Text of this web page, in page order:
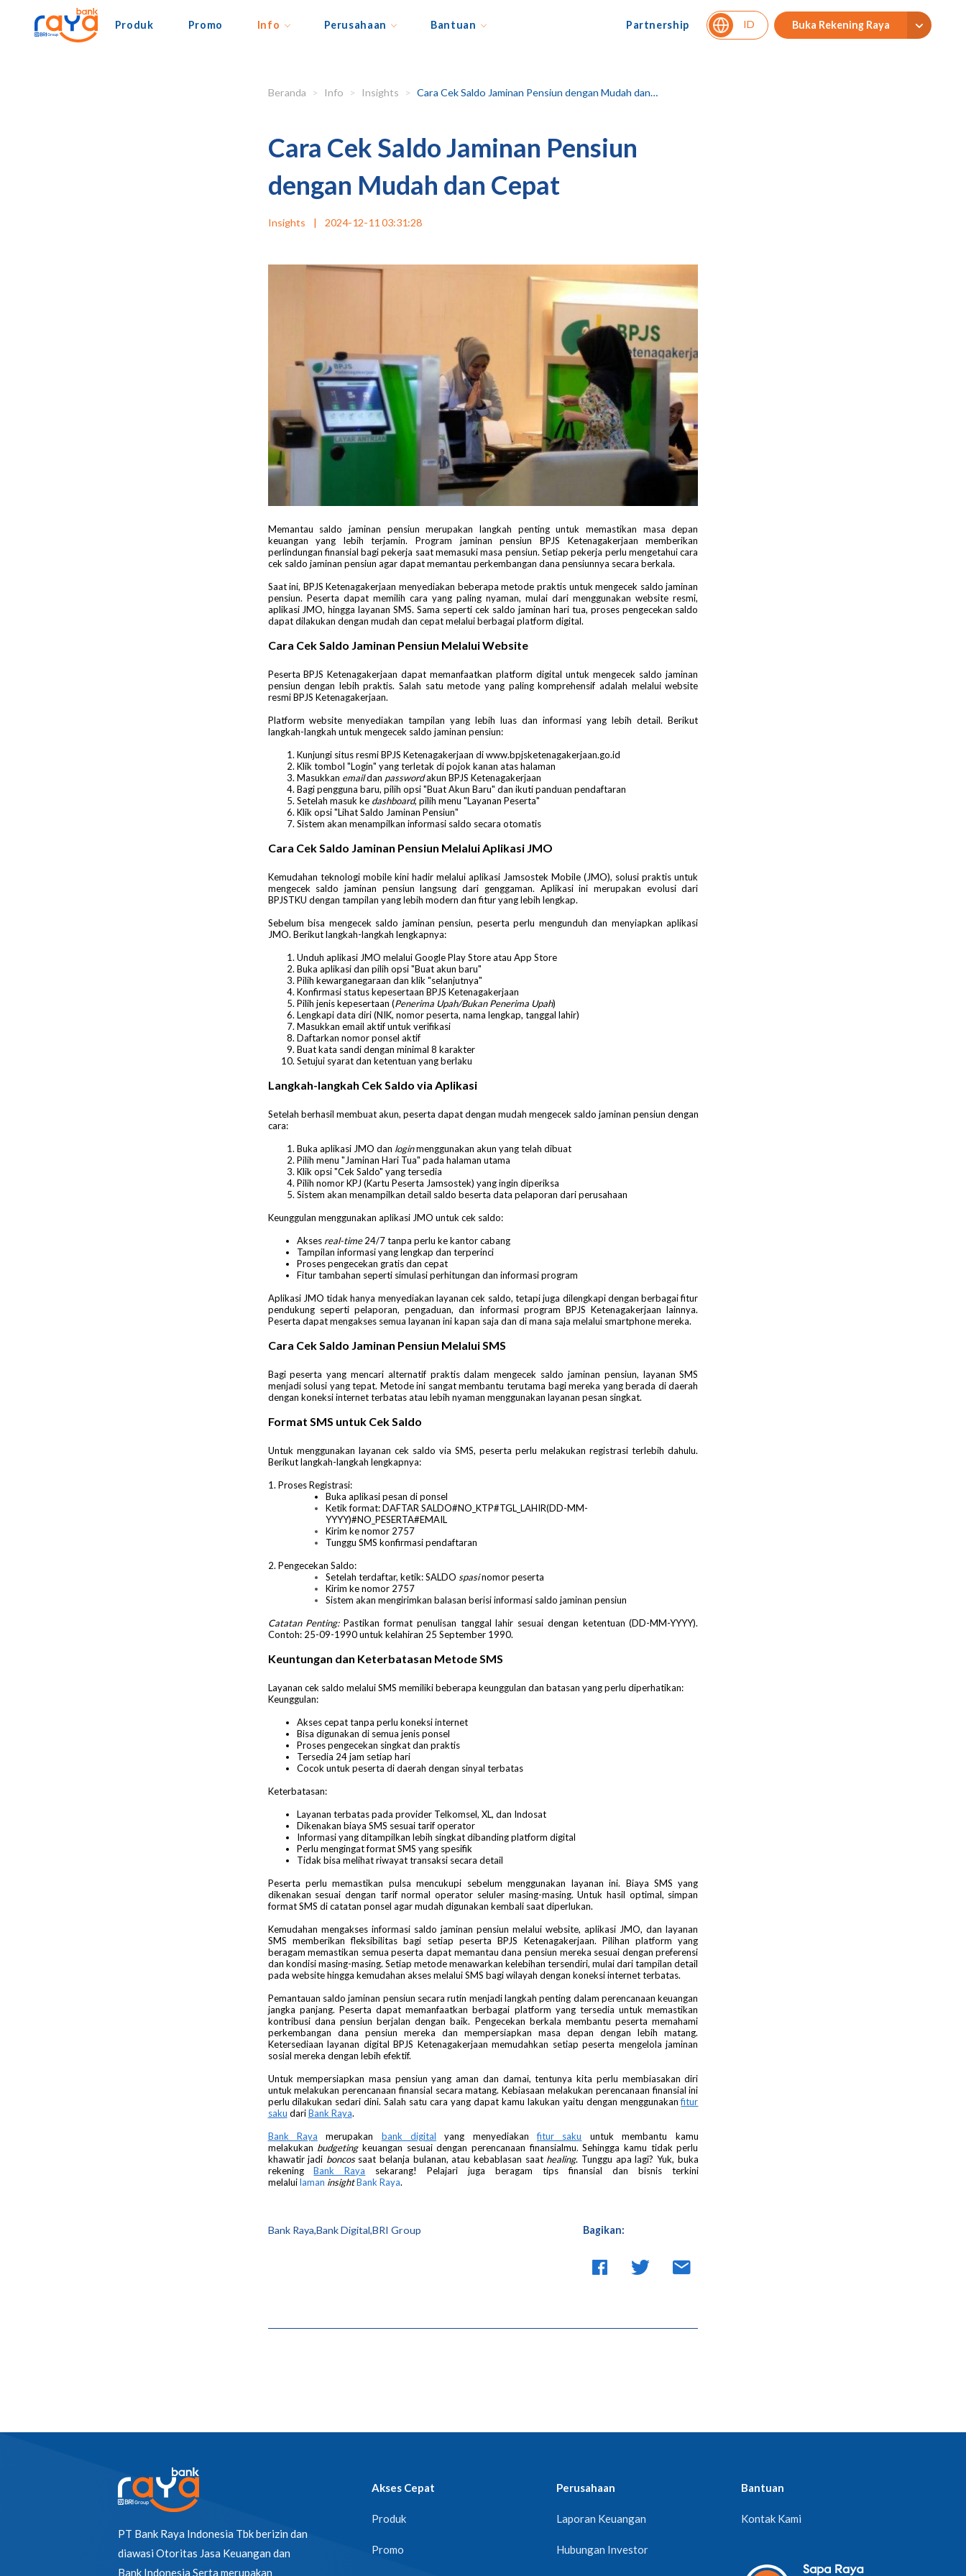
Produk Promo Info Perusahaan Bantuan Partnership ID Buka Rekening Raya
Beranda Info Insights Cara Cek Saldo Jaminan Pensiun dengan Mudah dan Cepat
Cara Cek Saldo Jaminan Pensiun
dengan Mudah dan Cepat
Insights | 2024-12-11 03:31:28
Memantau saldo jaminan pensiun merupakan langkah penting untuk memastikan masa depan
keuangan yang lebih terjamin. Program jaminan pensiun BPJS Ketenagakerjaan memberikan
perlindungan finansial bagi pekerja saat memasuki masa pensiun. Setiap pekerja perlu mengetahui cara
cek saldo jaminan pensiun agar dapat memantau perkembangan dana pensiunnya secara berkala.
Saat ini, BPJS Ketenagakerjaan menyediakan beberapa metode praktis untuk mengecek saldo jaminan
pensiun. Peserta dapat memilih cara yang paling nyaman, mulai dari menggunakan website resmi,
aplikasi JMO, hingga layanan SMS. Sama seperti cek saldo jaminan hari tua, proses pengecekan saldo
dapat dilakukan dengan mudah dan cepat melalui berbagai platform digital.
Cara Cek Saldo Jaminan Pensiun Melalui Website
Peserta BPJS Ketenagakerjaan dapat memanfaatkan platform digital untuk mengecek saldo jaminan
pensiun dengan lebih praktis. Salah satu metode yang paling komprehensif adalah melalui website
resmi BPJS Ketenagakerjaan.
Platform website menyediakan tampilan yang lebih luas dan informasi yang lebih detail. Berikut
langkah-langkah untuk mengecek saldo jaminan pensiun:
Kunjungi situs resmi BPJS Ketenagakerjaan di www.bpjsketenagakerjaan.go.id
Klik tombol "Login" yang terletak di pojok kanan atas halaman
Masukkan emaildan passwordakun BPJS Ketenagakerjaan
Bagi pengguna baru, pilih opsi "Buat Akun Baru" dan ikuti panduan pendaftaran
Setelah masuk ke dashboard, pilih menu "Layanan Peserta"
Klik opsi "Lihat Saldo Jaminan Pensiun"
Sistem akan menampilkan informasi saldo secara otomatis
Cara Cek Saldo Jaminan Pensiun Melalui Aplikasi JMO
Kemudahan teknologi mobile kini hadir melalui aplikasi Jamsostek Mobile (JMO), solusi praktis untuk
mengecek saldo jaminan pensiun langsung dari genggaman. Aplikasi ini merupakan evolusi dari
BPJSTKU dengan tampilan yang lebih modern dan fitur yang lebih lengkap.
Sebelum bisa mengecek saldo jaminan pensiun, peserta perlu mengunduh dan menyiapkan aplikasi
JMO. Berikut langkah-langkah lengkapnya:
Unduh aplikasi JMO melalui Google Play Store atau App Store
Buka aplikasi dan pilih opsi "Buat akun baru"
Pilih kewarganegaraan dan klik "selanjutnya"
Konfirmasi status kepesertaan BPJS Ketenagakerjaan
Pilih jenis kepesertaan (Penerima Upah/Bukan Penerima Upah)
Lengkapi data diri (NIK, nomor peserta, nama lengkap, tanggal lahir)
Masukkan email aktif untuk verifikasi
Daftarkan nomor ponsel aktif
Buat kata sandi dengan minimal 8 karakter
Setujui syarat dan ketentuan yang berlaku
Langkah-langkah Cek Saldo via Aplikasi
Setelah berhasil membuat akun, peserta dapat dengan mudah mengecek saldo jaminan pensiun dengan
cara:
Buka aplikasi JMO dan loginmenggunakan akun yang telah dibuat
Pilih menu "Jaminan Hari Tua" pada halaman utama
Klik opsi "Cek Saldo" yang tersedia
Pilih nomor KPJ (Kartu Peserta Jamsostek) yang ingin diperiksa
Sistem akan menampilkan detail saldo beserta data pelaporan dari perusahaan
Keunggulan menggunakan aplikasi JMO untuk cek saldo:
Akses real-time24/7 tanpa perlu ke kantor cabang
Tampilan informasi yang lengkap dan terperinci
Proses pengecekan gratis dan cepat
Fitur tambahan seperti simulasi perhitungan dan informasi program
Aplikasi JMO tidak hanya menyediakan layanan cek saldo, tetapi juga dilengkapi dengan berbagai fitur
pendukung seperti pelaporan, pengaduan, dan informasi program BPJS Ketenagakerjaan lainnya.
Peserta dapat mengakses semua layanan ini kapan saja dan di mana saja melalui smartphone mereka.
Cara Cek Saldo Jaminan Pensiun Melalui SMS
Bagi peserta yang mencari alternatif praktis dalam mengecek saldo jaminan pensiun, layanan SMS
menjadi solusi yang tepat. Metode ini sangat membantu terutama bagi mereka yang berada di daerah
dengan koneksi internet terbatas atau lebih nyaman menggunakan layanan pesan singkat.
Format SMS untuk Cek Saldo
Untuk menggunakan layanan cek saldo via SMS, peserta perlu melakukan registrasi terlebih dahulu.
Berikut langkah-langkah lengkapnya:
1. Proses Registrasi:
Buka aplikasi pesan di ponsel
Ketikformat: DAFTAR SALDO#NO_KTP#TGL_LAHIR(DD-MM-
YYYY)#NO_PESERTA#EMAIL
Kirim ke nomor 2757
Tunggu SMS konfirmasi pendaftaran
2. Pengecekan Saldo:
Setelah terdaftar, ketik: SALDO spasinomor peserta
Kirim ke nomor 2757
Sistem akan mengirimkan balasan berisi informasi saldo jaminan pensiun
Catatan Penting:Pastikan format penulisan tanggal lahir sesuai dengan ketentuan (DD-MM-YYYY).
Contoh: 25-09-1990 untuk kelahiran 25 September 1990.
Keuntungan dan Keterbatasan Metode SMS
Layanan cek saldo melalui SMS memiliki beberapa keunggulan dan batasan yang perlu diperhatikan:
Keunggulan:
Akses cepat tanpa perlu koneksi internet
Bisa digunakan di semua jenis ponsel
Proses pengecekan singkat dan praktis
Tersedia 24 jam setiap hari
Cocok untuk peserta di daerah dengan sinyal terbatas
Keterbatasan:
Layanan terbatas pada provider Telkomsel, XL, dan Indosat
Dikenakan biaya SMS sesuai tarif operator
Informasi yang ditampilkan lebih singkat dibanding platform digital
Perlu mengingat format SMS yang spesifik
Tidak bisa melihat riwayat transaksi secara detail
Peserta perlu memastikan pulsa mencukupi sebelum menggunakan layanan ini. Biaya SMS yang
dikenakan sesuai dengan tarif normal operator seluler masing-masing. Untuk hasil optimal, simpan
format SMS di catatan ponsel agar mudah digunakan kembali saat diperlukan.
Kemudahan mengakses informasi saldo jaminan pensiun melalui website, aplikasi JMO, dan layanan
SMS memberikan fleksibilitas bagi setiap peserta BPJS Ketenagakerjaan. Pilihan platform yang
beragam memastikan semua peserta dapat memantau dana pensiun mereka sesuai dengan preferensi
dan kondisi masing-masing. Setiap metode menawarkan kelebihan tersendiri, mulai dari tampilan detail
pada website hingga kemudahan akses melalui SMS bagi wilayah dengan koneksi internet terbatas.
Pemantauan saldo jaminan pensiun secara rutin menjadi langkah penting dalam perencanaan keuangan
jangka panjang. Peserta dapat memanfaatkan berbagai platform yang tersedia untuk memastikan
kontribusi dana pensiun berjalan dengan baik. Pengecekan berkala membantu peserta memahami
perkembangan dana pensiun mereka dan mempersiapkan masa depan dengan lebih matang.
Ketersediaan layanan digital BPJS Ketenagakerjaan memudahkan setiap peserta mengelola jaminan
sosial mereka dengan lebih efektif.
Untuk mempersiapkan masa pensiun yang aman dan damai, tentunya kita perlu membiasakan diri
untuk melakukan perencanaan finansial secara matang. Kebiasaan melakukan perencanaan finansial ini
perlu dilakukan sedari dini. Salah satu cara yang dapat kamu lakukan yaitu dengan menggunakanfitur
saku dariBank Raya.
Bank Raya merupakan bank digital yang menyediakanfitur saku untuk membantu kamu
melakukan budgetingkeuangan sesuai dengan perencanaan finansialmu. Sehingga kamu tidak perlu
khawatir jadi boncossaat belanja bulanan, atau kebablasan saat healing. Tunggu apa lagi? Yuk, buka
rekeningBank Raya sekarang! Pelajari juga beragam tips finansial dan bisnis terkini
melaluilaman insightBank Raya.
Bank Raya,Bank Digital,BRI Group Bagikan:
PT Bank Raya Indonesia Tbk berizin dan
diawasi Otoritas Jasa Keuangan dan
Bank Indonesia Serta merupakan
Akses Cepat
Produk
Promo
Perusahaan
Laporan Keuangan
Hubungan Investor
Bantuan
Kontak Kami